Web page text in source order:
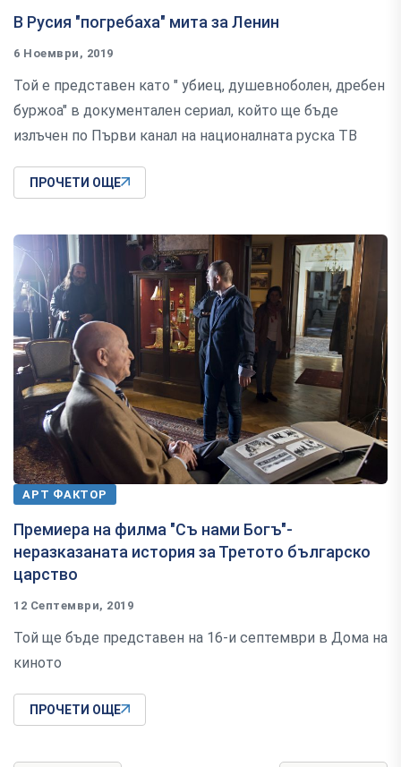
В Русия "погребаха" мита за Ленин
6 Ноември, 2019
Той е представен като " убиец, душевноболен, дребен
буржоа" в документален сериал, който ще бъде
излъчен по Първи канал на националната руска ТВ
ПРОЧЕТИ ОЩЕ
АРТ ФАКТОР
Премиера на филма "Съ нами Богъ"-
неразказаната история за Третото българско
царство
12 Септември, 2019
Той ще бъде представен на 16-и септември в Дома на
киното
ПРОЧЕТИ ОЩЕ